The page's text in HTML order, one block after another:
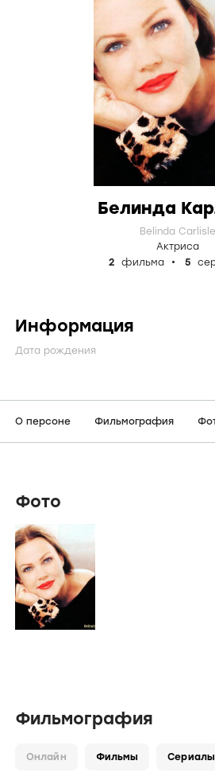
Белинда
Belinda Carlisle
Актриса
2
фильма 5
Информация
Дата рождения
О персоне Фильмография
Фото
Фильмография
Онлайн Фильмы Сериалы